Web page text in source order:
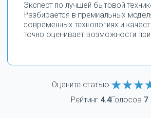
Эксперт по лучшей бытовой
Разбирается в премиальных
современных технологиях и
точно оценивает возможности
Оцените статью:
Рейтинг 4.4Голосов 7